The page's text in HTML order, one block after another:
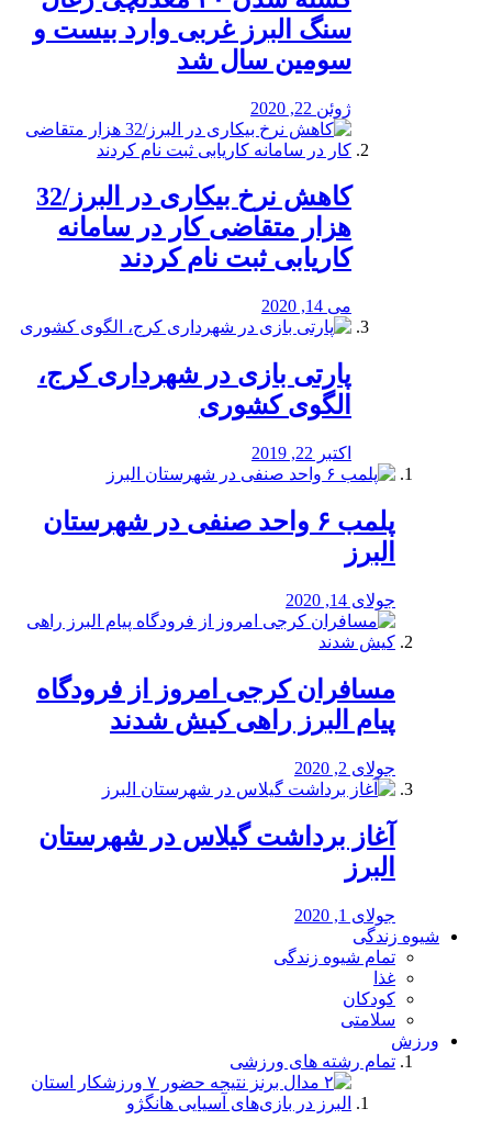
سنگ البرز غربی وارد بیست و
سومین سال شد
ژوئن 22, 2020
کاهش نرخ بیکاری در البرز/32
هزار متقاضی کار در سامانه
کاریابی ثبت نام کردند
می 14, 2020
پارتی بازی در شهرداری کرج،
الگوی کشوری
اکتبر 22, 2019
پلمب ۶ واحد صنفی در شهرستان
البرز
جولای 14, 2020
مسافران کرجی امروز از فرودگاه
پیام البرز راهی کیش شدند
جولای 2, 2020
آغاز برداشت گیلاس در شهرستان
البرز
جولای 1, 2020
شیوه زندگی
تمام شیوه زندگی
غذا
کودکان
سلامتی
ورزش
تمام رشته های ورزشی